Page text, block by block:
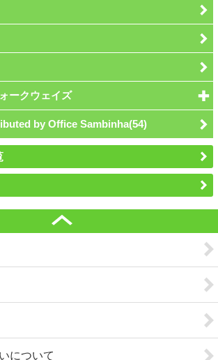
ークウェイズ
by Office Sambinha(54)
について